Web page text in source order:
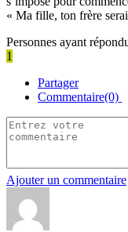
« Ma fille, ton frère
Personnes ayant
1
Partager
Commentaire(0)
Ajouter un commentaire